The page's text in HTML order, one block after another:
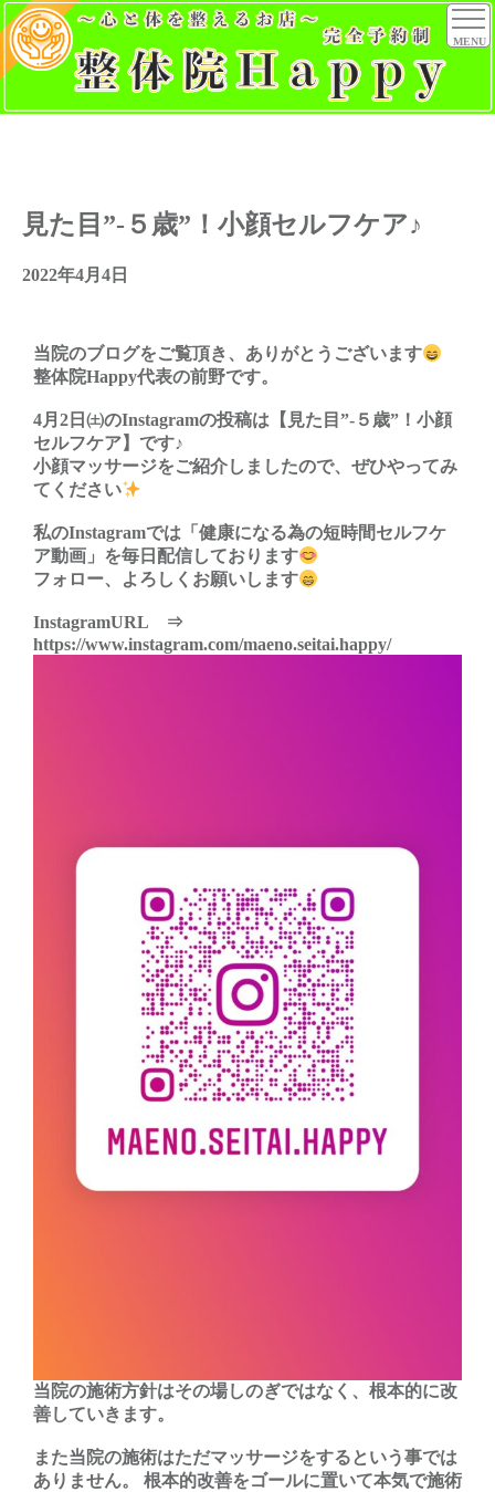
MENU
見た目”-５歳”！小顔セルフケア♪
2022年4月4日
当院のブログをご覧頂き、ありがとうございます
整体院Happy代表の前野です。
4月2日㈯のInstagramの投稿は【見た目”-５歳”！小顔
セルフケア】です♪
小顔マッサージをご紹介しましたので、ぜひやってみ
てください
私のInstagramでは「健康になる為の短時間セルフケ
ア動画」を毎日配信しております
フォロー、よろしくお願いします
InstagramURL ⇒
https://www.instagram.com/maeno.seitai.happy/
当院の施術方針はその場しのぎではなく、根本的に改
善していきます。
また当院の施術はただマッサージをするという事では
ありません。 根本的改善をゴールに置いて本気で施術